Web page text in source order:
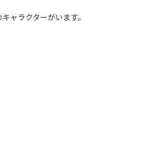
ャラクターがいます。